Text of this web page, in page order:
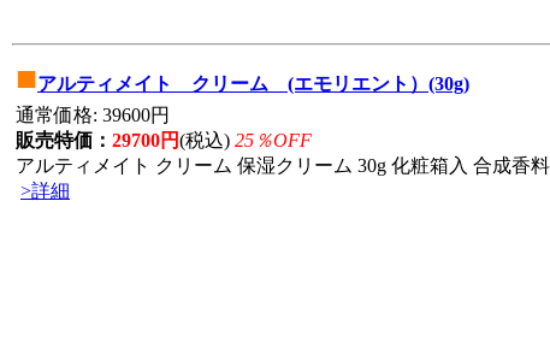
■アルティメイト クリーム (エモリエント）(30g)
通常価格: 39600円
販売特価： 29700円(税込) 25％OFF
アルティメイト クリーム 保湿クリーム 30g 化粧箱入 合成香
>詳細